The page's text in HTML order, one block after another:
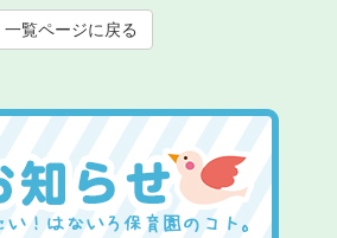
一覧ページに戻る